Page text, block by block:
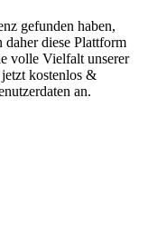
gefunden haben,
daher diese Plattform
volle Vielfalt unserer
kostenlos &
an.